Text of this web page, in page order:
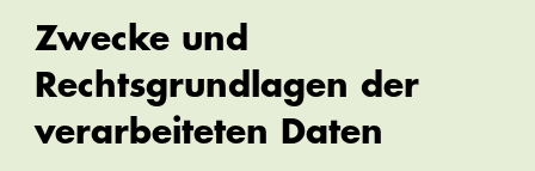
Zwecke und
Rechtsgrundlagen der
verarbeiteten Daten